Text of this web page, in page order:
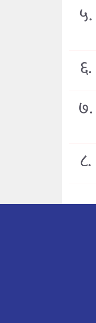
५.
६.
७.
८.